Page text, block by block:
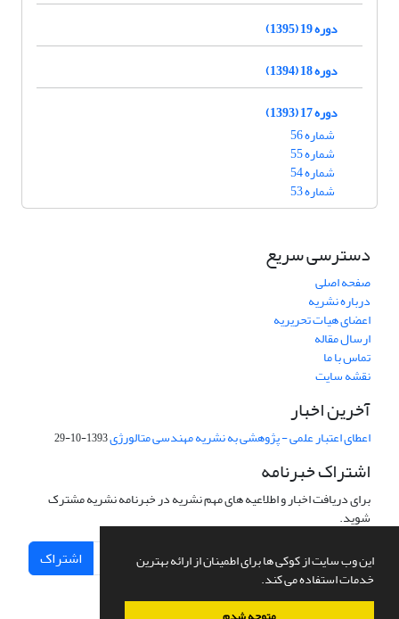
این وب سایت از کوکی ها برای اطمینان از ارائه بهترین
خدمات استفاده می کند.
دوره 19 (1395)
دوره 18 (1394)
دوره 17 (1393)
شماره 56
شماره 55
شماره 54
شماره 53
دسترسی سریع
صفحه اصلی
درباره نشریه
اعضای هیات تحریریه
ارسال مقاله
تماس با ما
نقشه سایت
آخرین اخبار
اعطای اعتبار علمی - پژوهشی به نشریه مهندسی متالورژی1393-10-29
اشتراک خبرنامه
برای دریافت اخبار و اطلاعیه های مهم نشریه در خبرنامه نشریه مشترک
شوید.
اشتراک